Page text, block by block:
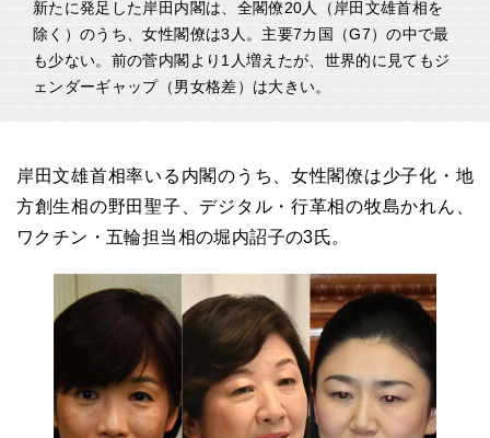
新たに発足した岸田内閣は、全閣僚20人（岸田文雄首相を
除く）のうち、女性閣僚は3人。主要7カ国（G7）の中で最
も少ない。前の菅内閣より1人増えたが、世界的に見てもジ
ェンダーギャップ（男女格差）は大きい。
岸田文雄首相率いる内閣のうち、女性閣僚は少子化・地
方創生相の野田聖子、デジタル・行革相の牧島かれん、
ワクチン・五輪担当相の堀内詔子の3氏。